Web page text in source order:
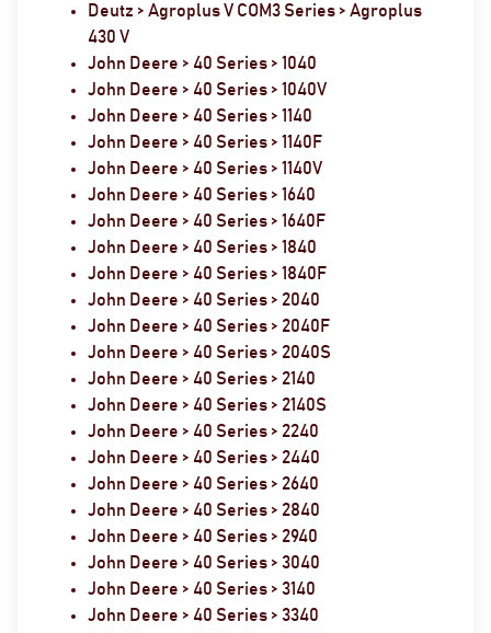
Deutz > Agroplus V COM3 Series > Agroplus
430 V
John Deere > 40 Series > 1040
John Deere > 40 Series > 1040V
John Deere > 40 Series > 1140
John Deere > 40 Series > 1140F
John Deere > 40 Series > 1140V
John Deere > 40 Series > 1640
John Deere > 40 Series > 1640F
John Deere > 40 Series > 1840
John Deere > 40 Series > 1840F
John Deere > 40 Series > 2040
John Deere > 40 Series > 2040F
John Deere > 40 Series > 2040S
John Deere > 40 Series > 2140
John Deere > 40 Series > 2140S
John Deere > 40 Series > 2240
John Deere > 40 Series > 2440
John Deere > 40 Series > 2640
John Deere > 40 Series > 2840
John Deere > 40 Series > 2940
John Deere > 40 Series > 3040
John Deere > 40 Series > 3140
John Deere > 40 Series > 3340